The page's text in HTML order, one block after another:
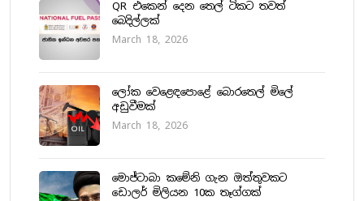
QR එකෙන් දෙන තෙල් ටිකට තවත්
බෙදිල්ලක්
March 18, 2026
ලෝක වෙළෙඳපොළේ බොරතෙල් මිලේ
අඩුවීමක්
March 18, 2026
මොජ්ටාබා කමේනි ගැන ඔත්තුවකට
ඩොලර් මිලියන 10ක තෑග්ගක්